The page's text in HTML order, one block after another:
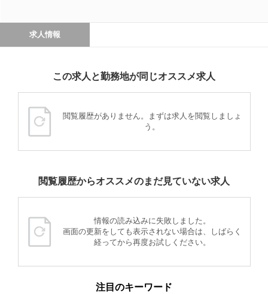
求人情報
この求人と勤務地が同じオススメ求人
閲覧履歴がありません。まずは求人を閲覧しましょ
う。
閲覧履歴からオススメのまだ見ていない求人
情報の読み込みに失敗しました。
画面の更新をしても表示されない場合は、しばらく
経ってから再度お試しください。
注目のキーワード